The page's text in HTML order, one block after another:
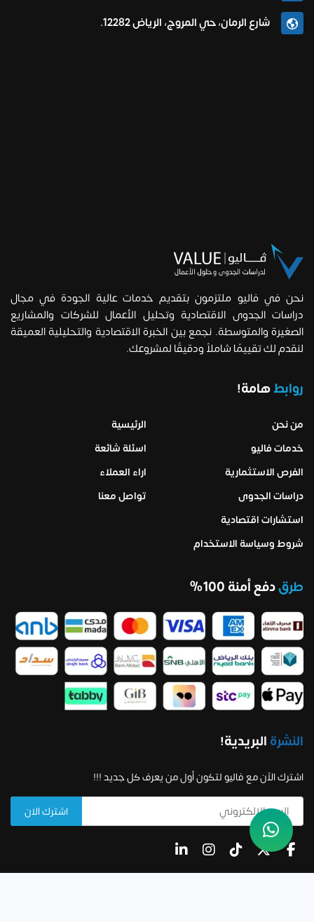
شارع الرمان، حي المروج، الرياض 12282.
نحن في فاليو ملتزمون بتقديم خدمات عالية الجودة في مجال
دراسات الجدوى الاقتصادية وتحليل الأعمال للشركات والمشاريع
الصغيرة والمتوسطة. نجمع بين الخبرة الاقتصادية والتحليلية العميقة
لنقدم لك تقييمًا شاملاً ودقيقًا لمشروعك.
روابطهامة!
من نحن
خدمات فاليو
الفرص الاستثمارية
دراسات الجدوى
استشارات اقتصادية
شروط وسياسة الاستخدام
الرئيسية
اسئلة شائعة
اراء العملاء
تواصل معنا
طرقدفع أمنة 100%
النشرة البريدية!
اشترك الآن مع فاليو لتكون أول من يعرف كل جديد !!!